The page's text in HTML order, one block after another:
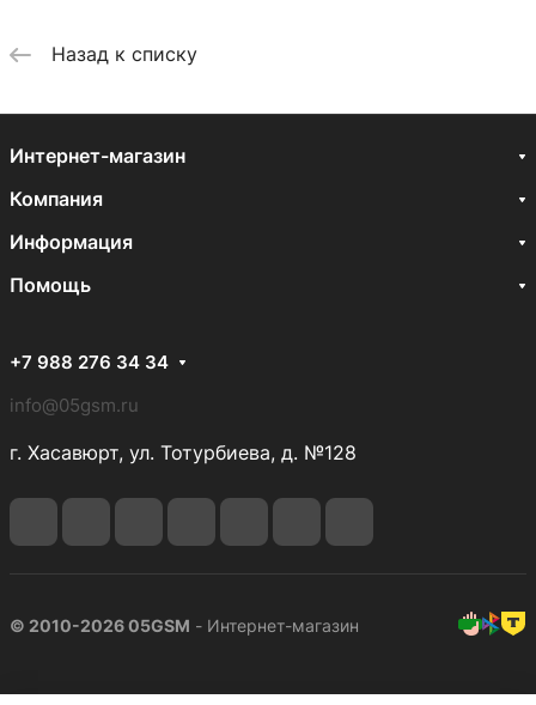
Назад к списку
Интернет-магазин
Компания
Информация
Помощь
+7 988 276 34 34
info@05gsm.ru
г. Хасавюрт, ул. Тотурбиева, д. №128
© 2010-2026 05GSM - Интернет-магазин